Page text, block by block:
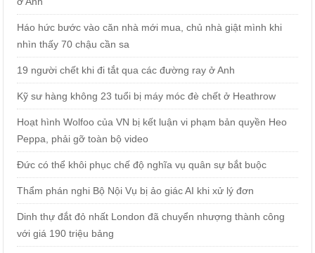
Háo hức bước vào căn nhà mới mua, chủ nhà giật mình khi
nhìn thấy 70 chậu cần sa
19 người chết khi đi tắt qua các đường ray ở Anh
Kỹ sư hàng không 23 tuổi bị máy móc đè chết ở Heathrow
Hoạt hình Wolfoo của VN bị kết luận vi phạm bản quyền Heo
Peppa, phải gỡ toàn bộ video
Đức có thể khôi phục chế độ nghĩa vụ quân sự bắt buộc
Thẩm phán nghi Bộ Nội Vụ bị ảo giác AI khi xử lý đơn
Dinh thự đắt đỏ nhất London đã chuyển nhượng thành công
với giá 190 triệu bảng